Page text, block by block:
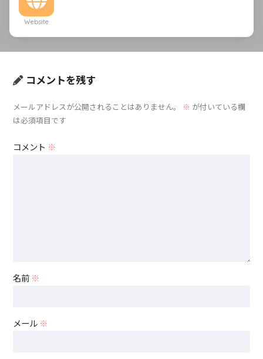
Website
コメントを残す
メールアドレスが公開されることはありません。 ※ が付いている欄
は必須項目です
コメント ※
名前 ※
メール ※